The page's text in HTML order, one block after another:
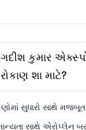
કુમાર
શા માટે?
સુધારો સાથે
સાથે એરોપ્લેન